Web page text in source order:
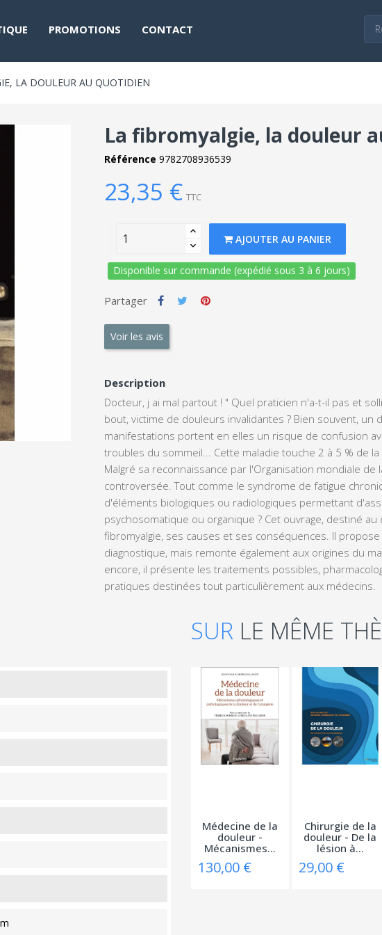
PROMOTIONS CONTACT
LA DOULEUR AU QUOTIDIEN
La fibromyalgie, la douleur
Référence 9782708936539
23,35 € TTC
AJOUTER AU PANIER
Disponible sur commande (expédié sous 3 à 6 jours)
Partager
Voir les avis
Description
Docteur, j ai mal partout ! " Quel praticien n'a-t-il pas et
bout, victime de douleurs invalidantes ? Bien souvent, un
manifestations portent en elles un risque de confusion
troubles du sommeil... Cette maladie touche 2 à 5 % de
Malgré sa reconnaissance par l'Organisation mondiale
controversée. Tout comme le syndrome de fatigue
d'éléments biologiques ou radiologiques permettant
psychosomatique ou organique ? Cet ouvrage, destiné
fibromyalgie, ses causes et ses conséquences. Il
diagnostique, mais remonte également aux origines du
encore, il présente les traitements possibles,
pratiques destinées tout particulièrement aux médecins.
SUR LE MÊME
Médecine de la
douleur -
Mécanismes...
130,00 €
Chirurgie de la
douleur - De la
lésion à...
29,00 €